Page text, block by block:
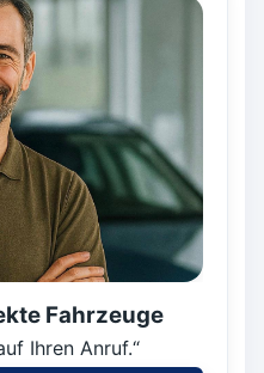
Fahrzeuge
Ihren Anruf.“